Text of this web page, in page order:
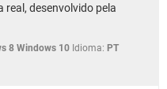
real, desenvolvido pela
8 Windows 10 Idioma: PT